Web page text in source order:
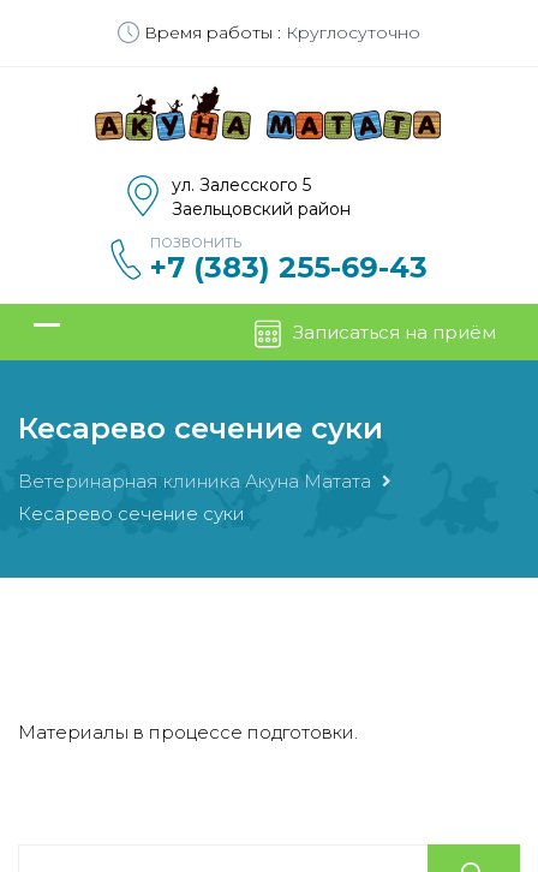
Время работы : Круглосуточно
ул. Залесского 5
Заельцовский район
ПОЗВОНИТЬ
+7 (383) 255-69-43
Записаться на приём
Кесарево сечение суки
Ветеринарная клиника Акуна Матата
Кесарево сечение суки
Материалы в процессе подготовки.